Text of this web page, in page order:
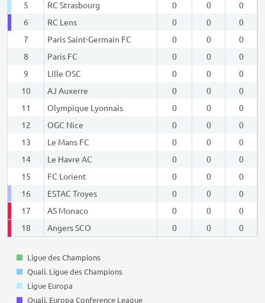
5
RC Strasbourg 0 0
0
6
RC Lens 0 0
0
7
Paris Saint-Germain FC 0 0
0
8
Paris FC 0 0
0
9
Lille OSC 0 0
0
10
AJ Auxerre 0 0
0
11
Olympique Lyonnais 0 0
0
12
OGC Nice 0 0
0
13
Le Mans FC 0 0
0
14
Le Havre AC 0 0
0
15
FC Lorient 0 0
0
16
ESTAC Troyes 0 0
0
17
AS Monaco 0 0
0
18
Angers SCO 0 0 0
Ligue des Champions
Quali. Ligue des Champions
Ligue Europa
Quali. Europa Conference League